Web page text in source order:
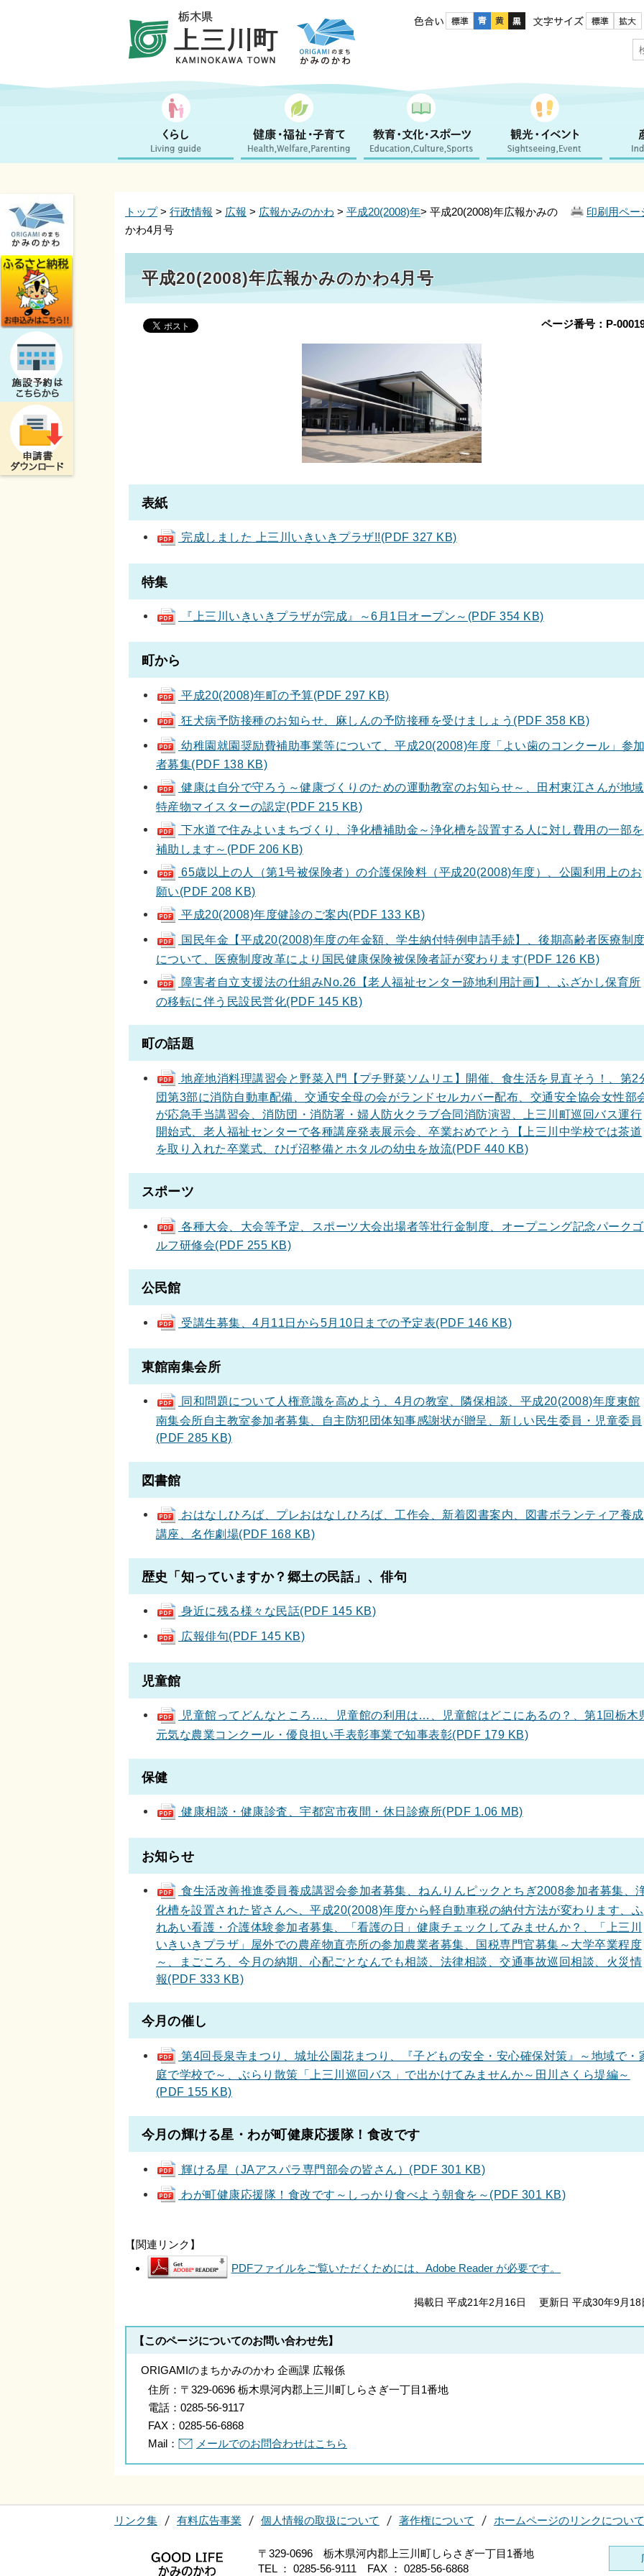
色合い 文字サイズ
印刷用ペー
トップ> 行政情報 > 広報 > 広報かみのかわ > 平成20(2008)年> 平成20(2008)年広報かみの
かわ4月号
平成20(2008)年広報かみのかわ4月号
ページ番号：P-
表紙
完成しました 上三川いきいきプラザ!!(PDF 327 KB)
特集
『上三川いきいきプラザが完成』～6月1日オープン～(PDF 354 KB)
町から
平成20(2008)年町の予算(PDF 297 KB)
狂犬病予防接種のお知らせ、麻しんの予防接種を受けましょう(PDF 358 KB)
幼稚園就園奨励費補助事業等について、平成20(2008)年度「よい歯のコンクール」参
者募集(PDF 138 KB)
健康は自分で守ろう～健康づくりのための運動教室のお知らせ～、田村東江さんが地域
特産物マイスターの認定(PDF 215 KB)
下水道で住みよいまちづくり、浄化槽補助金～浄化槽を設置する人に対し費用の一部を
補助します～(PDF 206 KB)
65歳以上の人（第1号被保険者）の介護保険料（平成20(2008)年度）、公園利用上のお
願い(PDF 208 KB)
平成20(2008)年度健診のご案内(PDF 133 KB)
国民年金【平成20(2008)年度の年金額、学生納付特例申請手続】、後期高齢者医療制
について、医療制度改革により国民健康保険被保険者証が変わります(PDF 126 KB)
障害者自立支援法の仕組みNo.26【老人福祉センター跡地利用計画】、ふざかし保育所
の移転に伴う民設民営化(PDF 145 KB)
町の話題
地産地消料理講習会と野菜入門【プチ野菜ソムリエ】開催、食生活を見直そう！、第2
団第3部に消防自動車配備、交通安全母の会がランドセルカバー配布、交通安全協会女性部
が応急手当講習会、消防団・消防署・婦人防火クラブ合同消防演習、上三川町巡回バス運行
開始式、老人福祉センターで各種講座発表展示会、卒業おめでとう【上三川中学校では茶道
を取り入れた卒業式、ひげ沼整備とホタルの幼虫を放流(PDF 440 KB)
スポーツ
各種大会、大会等予定、スポーツ大会出場者等壮行金制度、オープニング記念パークゴ
ルフ研修会(PDF 255 KB)
公民館
受講生募集、4月11日から5月10日までの予定表(PDF 146 KB)
東館南集会所
同和問題について人権意識を高めよう、4月の教室、隣保相談、平成20(2008)年度東館
南集会所自主教室参加者募集、自主防犯団体知事感謝状が贈呈、新しい民生委員・児童委員
(PDF 285 KB)
図書館
おはなしひろば、プレおはなしひろば、工作会、新着図書案内、図書ボランティア養成
講座、名作劇場(PDF 168 KB)
歴史「知っていますか？郷土の民話」、俳句
身近に残る様々な民話(PDF 145 KB)
広報俳句(PDF 145 KB)
児童館
児童館ってどんなところ…、児童館の利用は…、児童館はどこにあるの？、第1回栃木
元気な農業コンクール・優良担い手表彰事業で知事表彰(PDF 179 KB)
保健
健康相談・健康診査、宇都宮市夜間・休日診療所(PDF 1.06 MB)
お知らせ
食生活改善推進委員養成講習会参加者募集、ねんりんピックとちぎ2008参加者募集、
化槽を設置された皆さんへ、平成20(2008)年度から軽自動車税の納付方法が変わります、ふ
れあい看護・介護体験参加者募集、「看護の日」健康チェックしてみませんか？、「上三川
いきいきプラザ」屋外での農産物直売所の参加農業者募集、国税専門官募集～大学卒業程度
～、まごころ、今月の納期、心配ごとなんでも相談、法律相談、交通事故巡回相談、火災情
報(PDF 333 KB)
今月の催し
第4回長泉寺まつり、城址公園花まつり、『子どもの安全・安心確保対策』～地域で・
庭で学校で～、ぶらり散策「上三川巡回バス」で出かけてみませんか～田川さくら堤編～
(PDF 155 KB)
今月の輝ける星・わが町健康応援隊！食改です
輝ける星（JAアスパラ専門部会の皆さん）(PDF 301 KB)
わが町健康応援隊！食改です～しっかり食べよう朝食を～(PDF 301 KB)
【関連リンク】
PDFファイルをご覧いただくためには、Adobe Reader が必要です。
掲載日 平成21年2月16日 更新日 平成30年9月18
【このページについてのお問い合わせ先】
ORIGAMIのまちかみのかわ 企画課 広報係
住所： 〒329-0696 栃木県河内郡上三川町しらさぎ一丁目1番地
電話： 0285-56-9117
FAX： 0285-56-6868
Mail：
メールでのお問合わせはこちら
リンク集 有料広告事業 個人情報の取扱について 著作権について ホームページのリンクについて
〒329-0696 栃木県河内郡上三川町しらさぎ一丁目1番地
TEL ： 0285-56-9111 FAX ： 0285-56-6868